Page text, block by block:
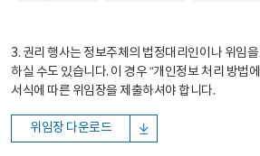
3. 권리 행사는 정보주체의 법정대리인이나 위임
하실 수도 있습니다. 이 경우 “개인정보 처리 방법
서식에 따른 위임장을 제출하셔야 합니다.
위임장 다운로드